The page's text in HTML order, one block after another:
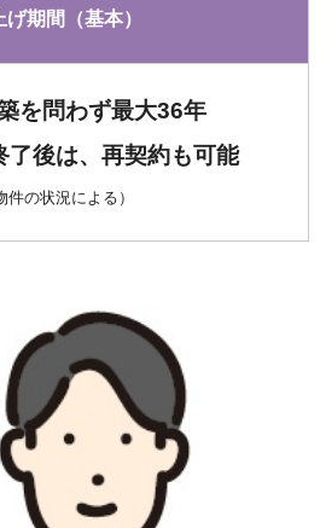
げ期間（基本）
を問わず最大36年
了後は、再契約も可能
件の状況による）